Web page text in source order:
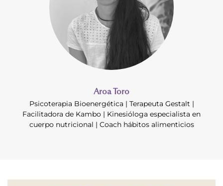
Aroa Toro
Psicoterapia Bioenergética | Terapeuta Gestalt |
Facilitadora de Kambo | Kinesióloga especialista en
cuerpo nutricional | Coach hábitos alimenticios